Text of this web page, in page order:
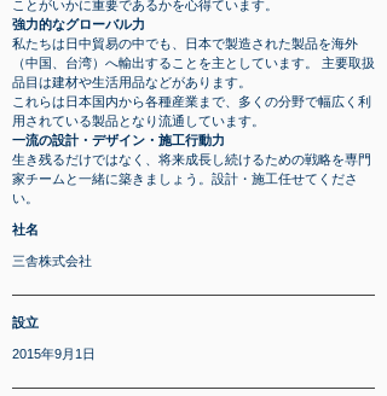
ことがいかに重要であるかを心得ています。
強力的なグローバル力
私たちは日中貿易の中でも、日本で製造された製品を海外
（中国、台湾）へ輸出することを主としています。 主要取扱
品目は建材や生活用品などがあります。
これらは日本国内から各種産業まで、多くの分野で幅広く利
用されている製品となり流通しています。
一流の設計・デザイン・施工行動力
生き残るだけではなく、将来成長し続けるための戦略を専門
家チームと一緒に築きましょう。設計・施工任せてくださ
い。
​社名
​三舎株式会社
​設立
2015年9月1日